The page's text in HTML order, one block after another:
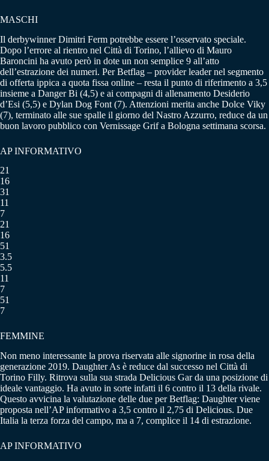
MASCHI
Il derbywinner Dimitri Ferm potrebbe essere l’osservato speciale.
Dopo l’errore al rientro nel Città di Torino, l’allievo di Mauro
Baroncini ha avuto però in dote un non semplice 9 all’atto
dell’estrazione dei numeri. Per Betflag – provider leader nel segmento
di offerta ippica a quota fissa online – resta il punto di riferimento a 3,5
insieme a Danger Bi (4,5) e ai compagni di allenamento Desiderio
d’Esi (5,5) e Dylan Dog Font (7). Attenzioni merita anche Dolce Viky
(7), terminato alle sue spalle il giorno del Nastro Azzurro, reduce da un
buon lavoro pubblico con Vernissage Grif a Bologna settimana scorsa.
AP INFORMATIVO
21
16
31
11
7
21
16
51
3.5
5.5
11
7
51
7
FEMMINE
Non meno interessante la prova riservata alle signorine in rosa della
generazione 2019. Daughter As è reduce dal successo nel Città di
Torino Filly. Ritrova sulla sua strada Delicious Gar da una posizione di
ideale vantaggio. Ha avuto in sorte infatti il 6 contro il 13 della rivale.
Questo avvicina la valutazione delle due per Betflag: Daughter viene
proposta nell’AP informativo a 3,5 contro il 2,75 di Delicious. Due
Italia la terza forza del campo, ma a 7, complice il 14 di estrazione.
AP INFORMATIVO